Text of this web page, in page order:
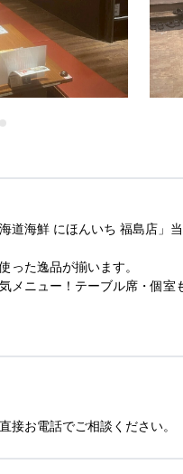
道海鮮 にほんいち 福島店」
った逸品が揃います。
メニュー！テーブル席・個
お電話でご相談ください。